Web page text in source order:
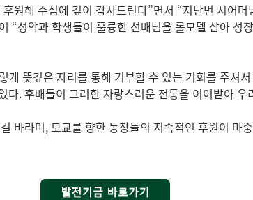
원해 주심에 깊이 감사드린다”면서 “지난번 시어
“성악과 학생들이 훌륭한 선배님을 롤모델 삼아 성
뜻깊은 자리를 통해 기부할 수 있는 기회를 주셔
. 후배들이 그러한 자랑스러운 전통을 이어받아
바라며, 모교를 향한 동창들의 지속적인 후원이 마